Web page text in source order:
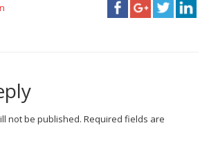
not be published. Required fields are